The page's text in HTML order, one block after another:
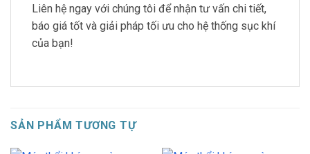
Liên hệ ngay với chúng tôi để nhận tư vấn chi tiết,
báo giá tốt và giải pháp tối ưu cho hệ thống sục khí
của bạn!
SẢN PHẨM TƯƠNG TỰ